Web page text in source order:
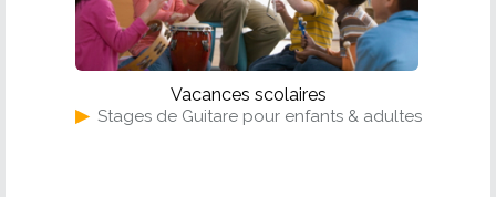
Vacances scolaires
▶ Stages de Guitare pour enfants & adultes